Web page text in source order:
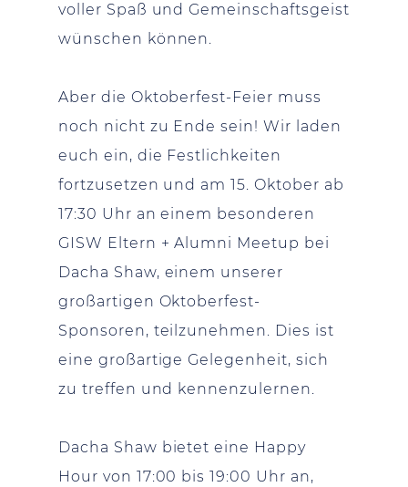
voller Spaß und Gemeinschaftsgeist
wünschen können.
Aber die Oktoberfest-Feier muss
noch nicht zu Ende sein! Wir laden
euch ein, die Festlichkeiten
fortzusetzen und am 15. Oktober ab
17:30 Uhr an einem besonderen
GISW Eltern + Alumni Meetup bei
Dacha Shaw, einem unserer
großartigen Oktoberfest-
Sponsoren, teilzunehmen. Dies ist
eine großartige Gelegenheit, sich
zu treffen und kennenzulernen.
Dacha Shaw bietet eine Happy
Hour von 17:00 bis 19:00 Uhr an,